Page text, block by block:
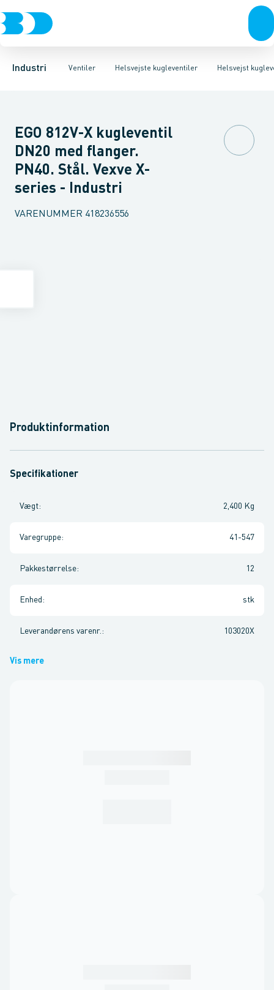
Industri Ventiler
VentilerRustfrit stål Sort stålGalvaniseret stål PlastIndustri
Helsvejste kugleventiler
3-Delte kugleventiler 2-Delte kugleventiler3-VejsHelsvejst
Helsvejst kugleventiler type Vexve XHelsvejst kugleventiler
EGO 812V-X kugleventil
DN20 med flanger.
PN40. Stål. Vexve X-
series - Industri
VARENUMMER 418236556
Produktinformation
Specifikationer
Vægt: 2,400 Kg
Varegruppe: 41-547
Pakkestørrelse: 12
Enhed : stk
Leverandørens varenr. : 103020X
Vis mere